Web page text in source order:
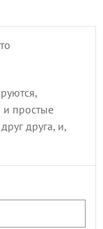
и простые
друга, и,